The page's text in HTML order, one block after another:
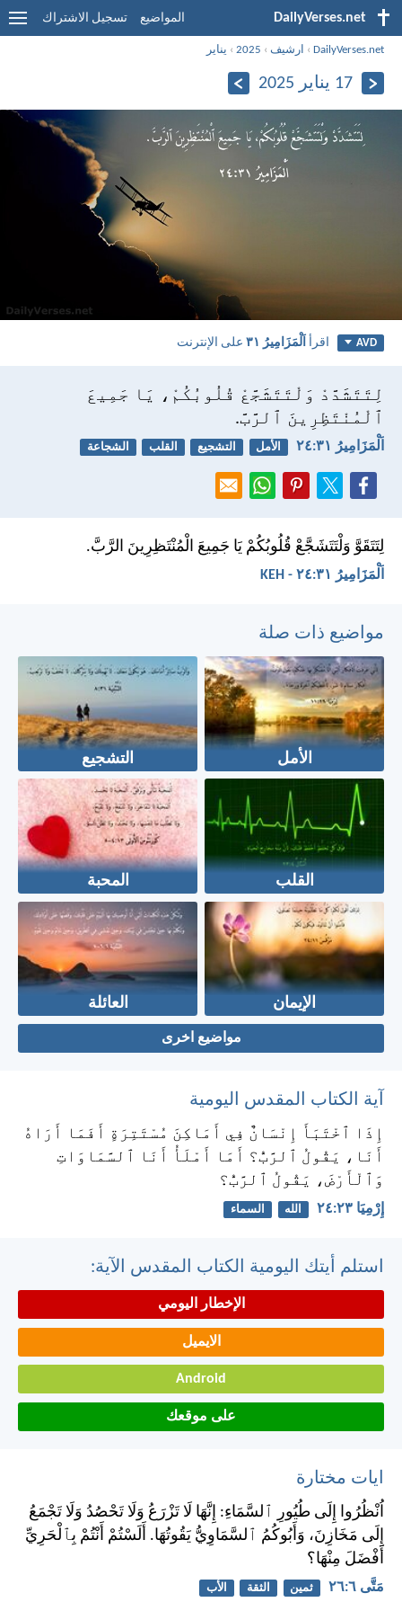
DailyVerses.net المواضيع تسجيل الاشتراك
DailyVerses.net
› ارشيف ›
2025
› يناير
17 يناير 2025
AVD اقرأ اَلْمَزَامِيرُ ٣١ على الإنترنت
لِتَتَشَدَّدْ وَلْتَتَشَجَّعْ قُلُوبُكُمْ، يَا جَمِيعَ
ٱلْمُنْتَظِرِينَ ٱلرَّبَّ.
اَلْمَزَامِيرُ ٣١:‏٢٤ الأمل التشجيع القلب الشجاعة
لِتَتَقَوَّ وَلْتَتَشَجَّعْ قُلُوبُكُمْ يَا جَمِيعَ الْمُنْتَظِرِينَ الرَّبَّ.
اَلْمَزَامِيرُ ٣١:‏٢٤ - KEH
مواضيع ذات صلة
الأمل التشجيع
القلب المحبة
الإيمان العائلة
مواضيع اخرى
آية الكتاب المقدس اليومية
إِذَا ٱخْتَبَأَ إِنْسَانٌ فِي أَمَاكِنَ مُسْتَتِرَةٍ أَفَمَا أَرَاهُ
أَنَا، يَقُولُ ٱلرَّبُّ؟ أَمَا أَمْلَأُ أَنَا ٱلسَّمَاوَاتِ
وَٱلْأَرْضَ، يَقُولُ ٱلرَّبُّ؟
إِرْمِيَا ٢٣:‏٢٤ الله السماء
استلم أيتك اليومية الكتاب المقدس الآية:
الإخطار اليومي
الايميل
Android
على موقعك
ايات مختارة
اُنْظُرُوا إِلَى طُيُورِ ٱلسَّمَاءِ: إِنَّهَا لَا تَزْرَعُ وَلَا تَحْصُدُ وَلَا تَجْمَعُ
إِلَى مَخَازِنَ، وَأَبُوكُمُ ٱلسَّمَاوِيُّ يَقُوتُهَا. أَلَسْتُمْ أَنْتُمْ بِٱلْحَرِيِّ
أَفْضَلَ مِنْهَا؟
مَتَّى ٦:‏٢٦ ثمين الثقة الأب